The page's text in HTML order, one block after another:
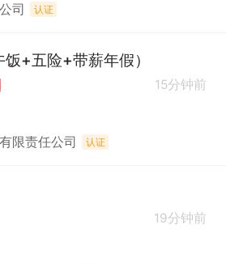
司 认证
+五险+带薪年假）
15分钟前
限责任公司 认证
19分钟前